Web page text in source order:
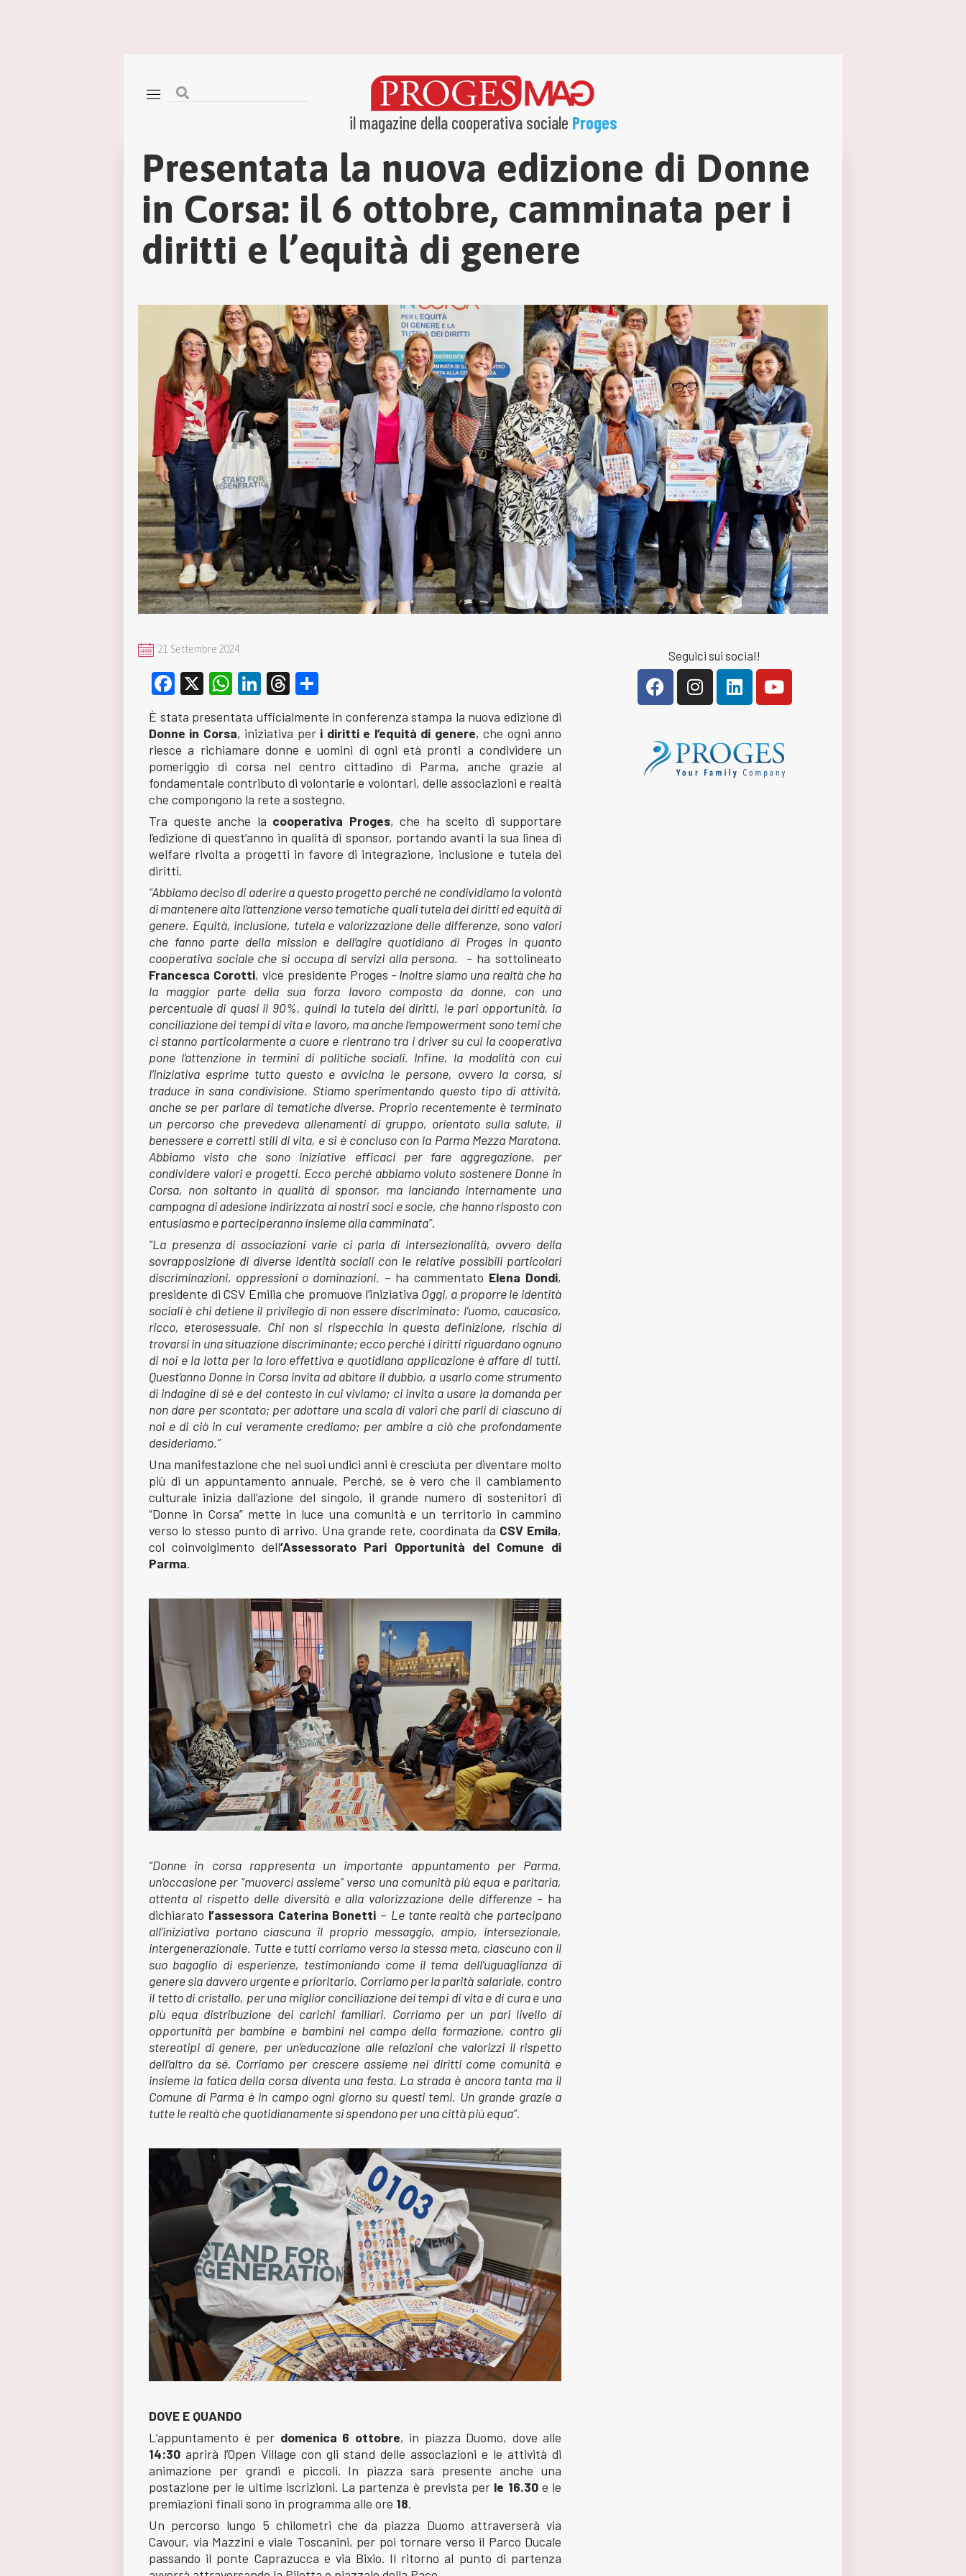
il magazine della cooperativa sociale Proges
Presentata la nuova edizione di Donne
in Corsa: il 6 ottobre, camminata per i
diritti e l’equità di genere
21 Settembre 2024
Facebook
X WhatsApp
LinkedIn
Threads
È stata presentata ufficialmente in conferenza stampa la nuova edizione di
Donne in Corsa, iniziativa per i diritti e l’equità di genere, che ogni anno
riesce a richiamare donne e uomini di ogni età pronti a condividere un
pomeriggio di corsa nel centro cittadino di Parma, anche grazie al
fondamentale contributo di volontarie e volontari, delle associazioni e realtà
che compongono la rete a sostegno.
Tra queste anche la cooperativa Proges, che ha scelto di supportare
l’edizione di quest’anno in qualità di sponsor, portando avanti la sua linea di
welfare rivolta a progetti in favore di integrazione, inclusione e tutela dei
diritti.
“Abbiamo deciso di aderire a questo progetto perché ne condividiamo la volontà
di mantenere alta l’attenzione verso tematiche quali tutela dei diritti ed equità di
genere. Equità, inclusione, tutela e valorizzazione delle differenze, sono valori
che fanno parte della mission e dell’agire quotidiano di Proges in quanto
cooperativa sociale che si occupa di servizi alla persona. –ha sottolineato
Francesca Corotti, vice presidente Proges – Inoltre siamo una realtà che ha
la maggior parte della sua forza lavoro composta da donne, con una
percentuale di quasi il 90%, quindi la tutela dei diritti, le pari opportunità, la
conciliazione dei tempi di vita e lavoro, ma anche l’empowerment sono temi che
ci stanno particolarmente a cuore e rientrano tra i driver su cui la cooperativa
pone l’attenzione in termini di politiche sociali. Infine, la modalità con cui
l’iniziativa esprime tutto questo e avvicina le persone, ovvero la corsa, si
traduce in sana condivisione. Stiamo sperimentando questo tipo di attività,
anche se per parlare di tematiche diverse. Proprio recentemente è terminato
un percorso che prevedeva allenamenti di gruppo, orientato sulla salute, il
benessere e corretti stili di vita, e si è concluso con la Parma Mezza Maratona.
Abbiamo visto che sono iniziative efficaci per fare aggregazione, per
condividere valori e progetti. Ecco perché abbiamo voluto sostenere Donne in
Corsa, non soltanto in qualità di sponsor, ma lanciando internamente una
campagna di adesione indirizzata ai nostri soci e socie, che hanno risposto con
entusiasmo e parteciperanno insieme alla camminata”.
“La presenza di associazioni varie ci parla di intersezionalità, ovvero della
sovrapposizione di diverse identità sociali con le relative possibili particolari
discriminazioni, oppressioni o dominazioni. – ha commentato Elena Dondi,
presidente di CSV Emilia che promuove l’iniziativa Oggi, a proporre le identità
sociali è chi detiene il privilegio di non essere discriminato: l’uomo, caucasico,
ricco, eterosessuale. Chi non si rispecchia in questa definizione, rischia di
trovarsi in una situazione discriminante; ecco perché i diritti riguardano ognuno
di noi e la lotta per la loro effettiva e quotidiana applicazione è affare di tutti.
Quest’anno Donne in Corsa invita ad abitare il dubbio, a usarlo come strumento
di indagine di sé e del contesto in cui viviamo; ci invita a usare la domanda per
non dare per scontato; per adottare una scala di valori che parli di ciascuno di
noi e di ciò in cui veramente crediamo; per ambire a ciò che profondamente
desideriamo.”
Una manifestazione che nei suoi undici anni è cresciuta per diventare molto
più di un appuntamento annuale. Perché, se è vero che il cambiamento
culturale inizia dall’azione del singolo, il grande numero di sostenitori di
“Donne in Corsa” mette in luce una comunità e un territorio in cammino
verso lo stesso punto di arrivo. Una grande rete, coordinata da CSV Emila,
col coinvolgimento dell’Assessorato Pari Opportunità del Comune di
Parma.
“Donne in corsa rappresenta un importante appuntamento per Parma,
un’occasione per “muoverci assieme” verso una comunità più equa e paritaria,
attenta al rispetto delle diversità e alla valorizzazione delle differenze – ha
dichiarato l’assessora Caterina Bonetti – Le tante realtà che partecipano
all’iniziativa portano ciascuna il proprio messaggio, ampio, intersezionale,
intergenerazionale. Tutte e tutti corriamo verso la stessa meta, ciascuno con il
suo bagaglio di esperienze, testimoniando come il tema dell’uguaglianza di
genere sia davvero urgente e prioritario. Corriamo per la parità salariale, contro
il tetto di cristallo, per una miglior conciliazione dei tempi di vita e di cura e una
più equa distribuzione dei carichi familiari. Corriamo per un pari livello di
opportunità per bambine e bambini nel campo della formazione, contro gli
stereotipi di genere, per un’educazione alle relazioni che valorizzi il rispetto
dell’altro da sé. Corriamo per crescere assieme nei diritti come comunità e
insieme la fatica della corsa diventa una festa. La strada è ancora tanta ma il
Comune di Parma è in campo ogni giorno su questi temi. Un grande grazie a
tutte le realtà che quotidianamente si spendono per una città più equa”.
DOVE E QUANDO
L’appuntamento è per domenica 6 ottobre, in piazza Duomo, dove alle
14:30 aprirà l’Open Village con gli stand delle associazioni e le attività di
animazione per grandi e piccoli. In piazza sarà presente anche una
postazione per le ultime iscrizioni. La partenza è prevista per le 16.30e le
premiazioni finali sono in programma alle ore 18.
Un percorso lungo 5 chilometri che da piazza Duomo attraverserà via
Cavour, via Mazzini e viale Toscanini, per poi tornare verso il Parco Ducale
passando il ponte Caprazucca e via Bixio. Il ritorno al punto di partenza
Seguici sui social!